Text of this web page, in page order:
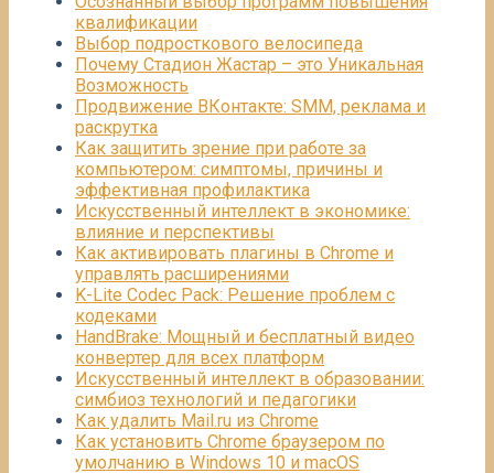
квалификации
Выбор подросткового велосипеда
Почему Стадион Жастар – это Уникальная
Возможность
Продвижение ВКонтакте: SMM, реклама и
раскрутка
Как защитить зрение при работе за
компьютером: симптомы, причины и
эффективная профилактика
Искусственный интеллект в экономике:
влияние и перспективы
Как активировать плагины в Chrome и
управлять расширениями
K-Lite Codec Pack: Решение проблем с
кодеками
HandBrake: Мощный и бесплатный видео
конвертер для всех платформ
Искусственный интеллект в образовании:
симбиоз технологий и педагогики
Как удалить Mail.ru из Chrome
Как установить Chrome браузером по
умолчанию в Windows 10 и macOS